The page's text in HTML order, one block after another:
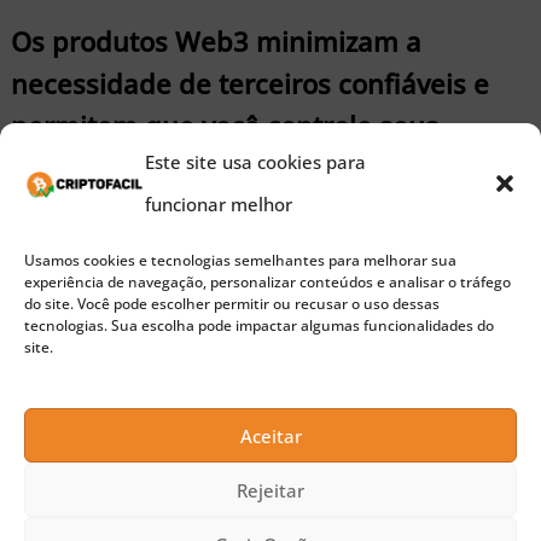
Este site usa cookies para
funcionar melhor
Usamos cookies e tecnologias semelhantes para melhorar sua
experiência de navegação, personalizar conteúdos e analisar o tráfego
do site. Você pode escolher permitir ou recusar o uso dessas
tecnologias. Sua escolha pode impactar algumas funcionalidades do
site.
Aceitar
Rejeitar
Os produtos Web3 minimizam a
necessidade de terceiros confiáveis e
permitem que você controle seus
dados.
controlados pelo usuário; ela explicitamente
permite acesso aos dados dela incluindo todos os
dados que ela produz. As chaves privadas são
armazenadas no lado do usuário, não há
necessidade de autenticação centralizada do
usuário. O armazenamento de dados é tão